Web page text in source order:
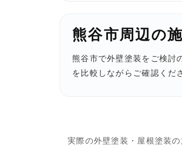
熊谷市周辺の
熊谷市で外壁塗装をご検討
を比較しながらご確認くだ
実際の外壁塗装・屋根塗装の